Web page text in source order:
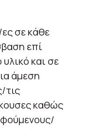
σε κάθε
επί
και σε
άμεση
τις
καθώς